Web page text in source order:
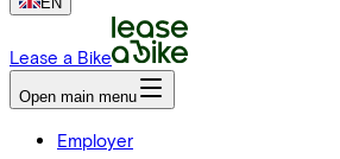
Lease a Bike
Open main menu
Employer